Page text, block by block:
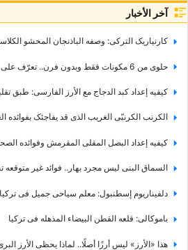
آخر الأخبار
کارنیاریک الترکی: وصفه الباذنجان المحشو
حلوى من 6 مکونات فقط وبدون فرن.. تعرّف على طریقه تحضیر «سکوتشیرو»
کیفیه إعداد کبد الدجاج مع الأرز الفارسی: طبق
الکرنب الکرنبّی الغریب الذی قد یفاجئک بفوائده
کیفیه إعداد البصل المقلی المقرمش وفوائده
السماق البنی لیس مجرد بهار.. فوائد غیر متوقعه
دلفیناریوم إسطنبول: معلم سیاحی جمیل فی ترکیا
باموکالی: قلعه القطن البیضاء المذهله فی ترکیا
هذا «الأرز» لیس أرزًا أصلًا.. لماذا یحظى الأرز